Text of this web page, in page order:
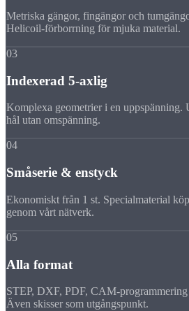
Metriska gängor, fingängor och
Helicoil-förborrning för mjuka material.
03
Indexerad 5-axlig
Komplexa geometrier i en uppspänning.
hål utan omspänning.
04
Småserie & enstyck
Ekonomiskt från 1 st. Specialmaterial
genom vårt nätverk.
05
Alla format
STEP, DXF, PDF, CAM-
Även skisser som utgångspunkt.